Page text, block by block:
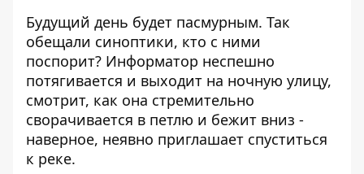
Будущий день будет пасмурным. Так
обещали синоптики, кто с ними
поспорит? Информатор неспешно
потягивается и выходит на ночную улицу,
смотрит, как она стремительно
сворачивается в петлю и бежит вниз -
наверное, неявно приглашает спуститься
к реке.